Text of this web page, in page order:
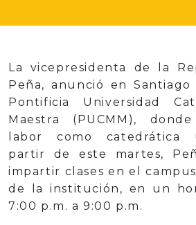
La vicepresidenta de la
Peña, anunció en
Pontificia Universidad
Maestra (PUCMM),
labor como catedrática
partir de este martes,
impartir clases en el
de la institución, en un
7:00 p.m. a 9:00 p.m.